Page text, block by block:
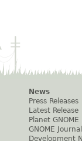
News
Press Releases
Latest Release
Planet GNOME
GNOME Journal
Development